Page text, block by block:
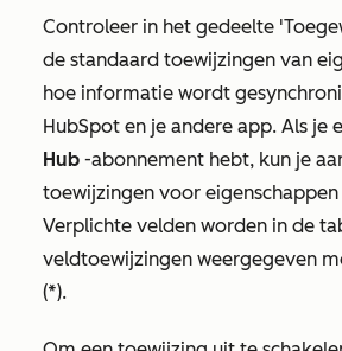
Controleer in het gedeelte
de standaard toewijzingen van
hoe informatie wordt
HubSpot en je andere app. Als je
Hub -abonnement hebt, kun je
toewijzingen voor eigenschappen
Verplichte velden worden in de
veldtoewijzingen weergegeven
(*).